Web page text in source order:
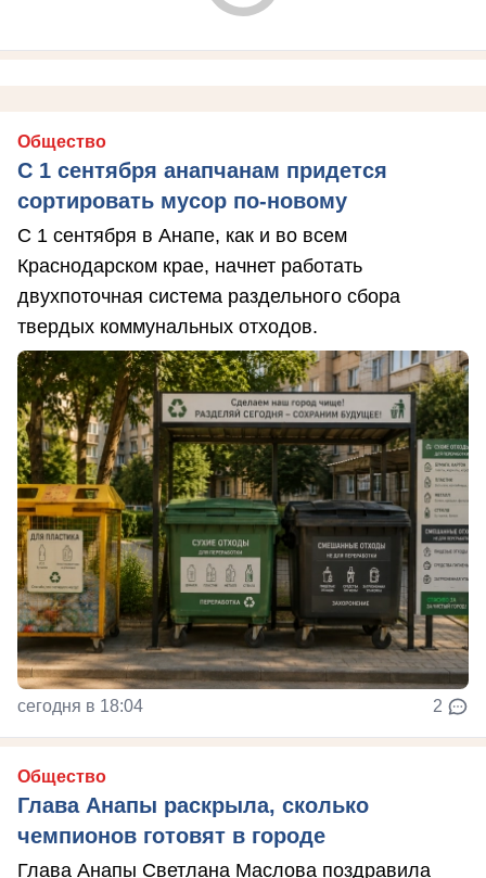
Общество
С 1 сентября анапчанам придется
сортировать мусор по-новому
С 1 сентября в Анапе, как и во всем
Краснодарском крае, начнет работать
двухпоточная система раздельного сбора
твердых коммунальных отходов.
сегодня в 18:04 2
Общество
Глава Анапы раскрыла, сколько
чемпионов готовят в городе
Глава Анапы Светлана Маслова поздравила